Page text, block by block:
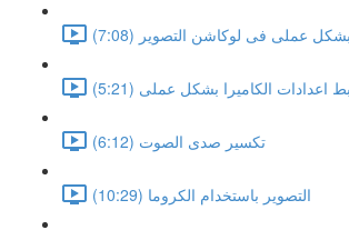
عملى فى لوكاشن التصوير (7:08)
اعدادات الكاميرا بشكل عملى (5:21)
تكسير صدى الصوت (6:12)
التصوير باستخدام الكروما (10:29)